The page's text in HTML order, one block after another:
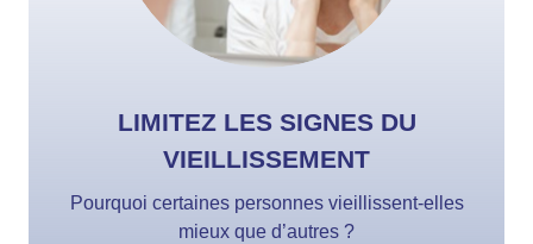
LIMITEZ LES SIGNES DU
VIEILLISSEMENT
Pourquoi certaines personnes vieillissent-elles
mieux que d’autres ?